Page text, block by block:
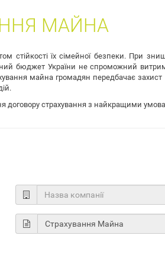
МАЙНА
стійкості їх сімейної безпеки. При
бюджет України не спроможний
майна громадян передбачає захист
договору страхування з найкращими